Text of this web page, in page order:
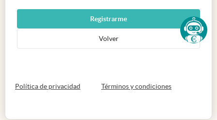
Registrarme
Volver
Política de privacidad abre en nueva pestaña
Términos y condicionesabre en nueva